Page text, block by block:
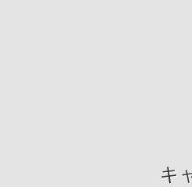
キ